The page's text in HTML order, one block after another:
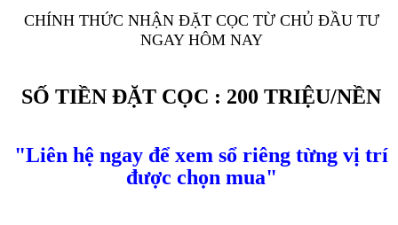
CHÍNH THỨC NHẬN ĐẶT CỌC TỪ CHỦ ĐẦU TƯ
NGAY HÔM NAY
SỐ TIỀN ĐẶT CỌC : 200 TRIỆU/NỀN
"Liên hệ ngay để xem sổ riêng từng vị trí
được chọn mua"